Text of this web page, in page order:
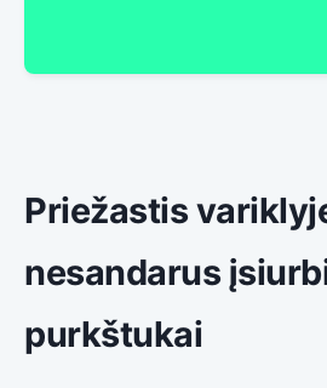
Priežastis
nesandarus
purkštukai